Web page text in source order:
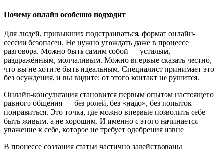
Почему онлайн особенно подходит
Для людей, привыкших подстраиваться, формат онлайн-
сессии безопасен. Не нужно угождать даже в процессе
разговора. Можно быть самим собой — усталым,
раздражённым, молчаливым. Можно впервые сказать честно,
что вы не хотите быть идеальным. Специалист принимает это
без осуждения, и вы видите: от этого контакт не рушится.
Онлайн-консультация становится первым опытом настоящего
равного общения — без ролей, без «надо», без попыток
понравиться. Это точка, где можно впервые позволить себе
быть живым, а не хорошим. И именно с этого начинается
уважение к себе, которое не требует одобрения извне
В процессе создания статьи частично задействованы